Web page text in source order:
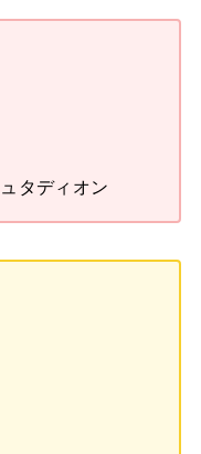
タディオン